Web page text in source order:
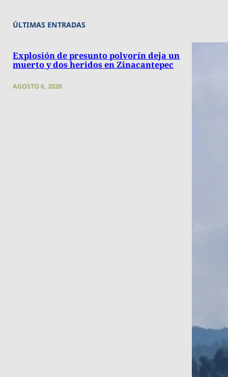
ÚLTIMAS ENTRADAS
Explosión de presunto polvorín deja un
muerto y dos heridos en Zinacantepec
AGOSTO 6, 2026